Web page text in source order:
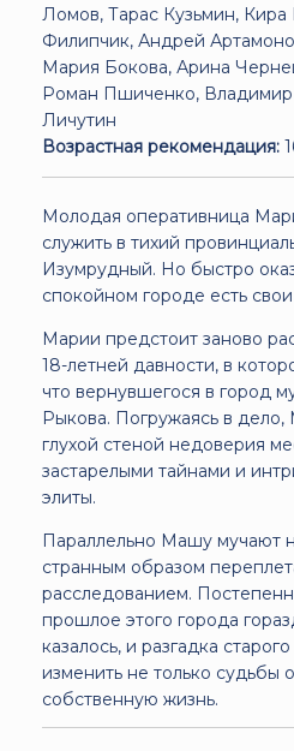
Ломов, Тарас Кузьмин,
Филипчик, Андрей
Мария Бокова, Арина
Роман Пшиченко,
Личутин
Возрастная рекомендация:
Молодая оперативница
служить в тихий
Изумрудный. Но быстро
спокойном городе есть
Марии предстоит заново
18-летней давности, в
что вернувшегося в город
Рыкова. Погружаясь в дело,
глухой стеной недоверия
застарелыми тайнами и
элиты.
Параллельно Машу мучают
странным образом
расследованием.
прошлое этого города
казалось, и разгадка
изменить не только судьбы
собственную жизнь.